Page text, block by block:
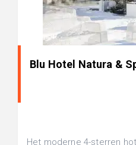
Blu Hotel Natura &
Het moderne 4-sterren